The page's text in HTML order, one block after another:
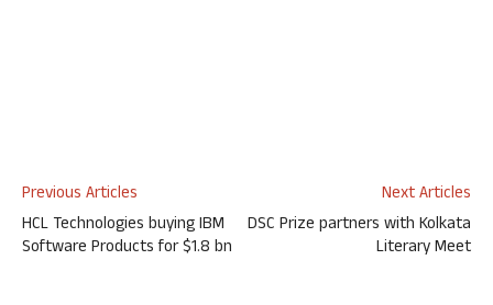
Previous Articles
HCL Technologies buying IBM
Software Products for $1.8 bn
Next Articles
DSC Prize partners with Kolkata
Literary Meet